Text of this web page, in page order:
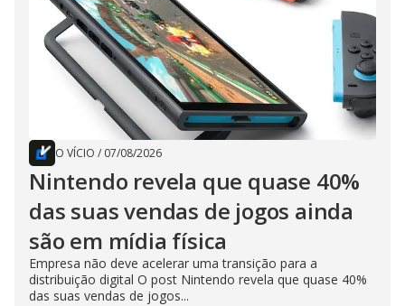
O VÍCIO / 07/08/2026
Nintendo revela que quase 40%
das suas vendas de jogos ainda
são em mídia física
Empresa não deve acelerar uma transição para a
distribuição digital O post Nintendo revela que quase 40%
das suas vendas de jogos...